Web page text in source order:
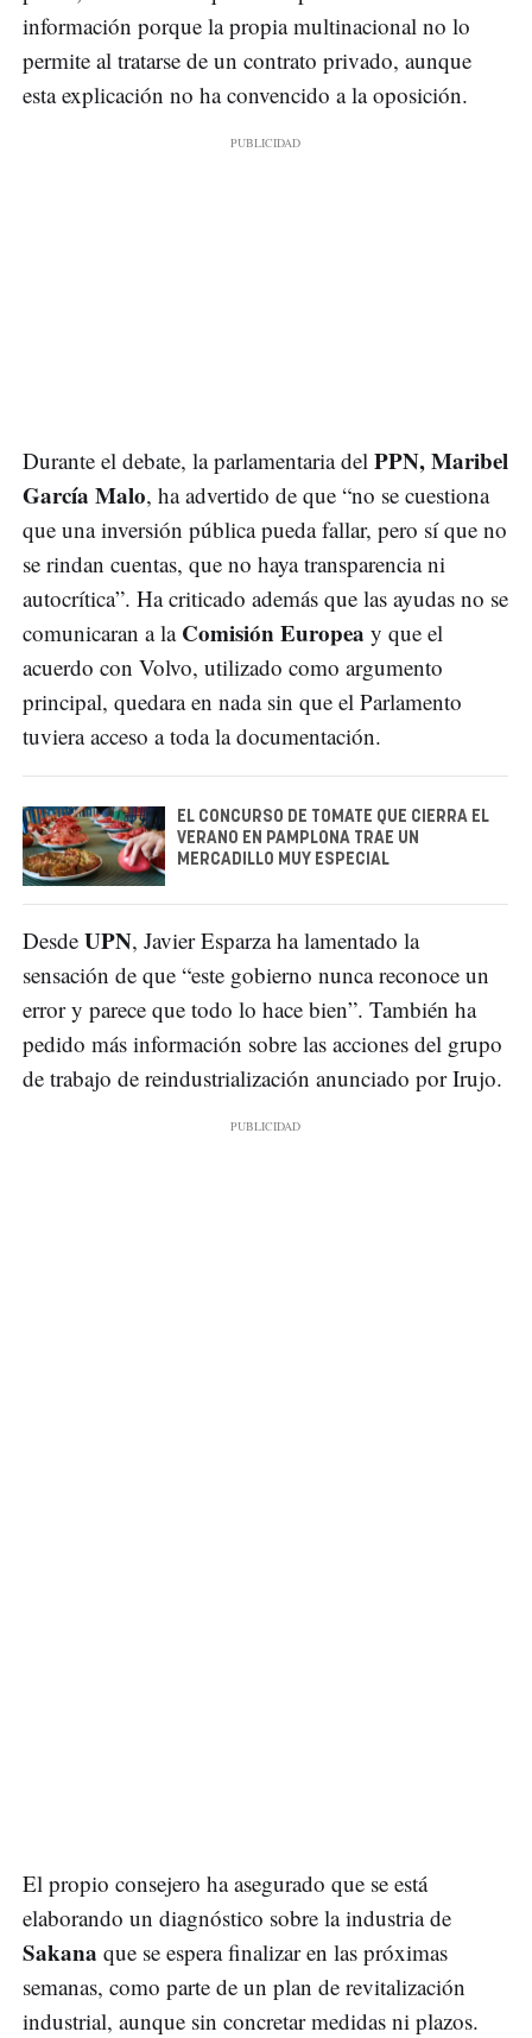
información porque la propia multinacional no lo
permite al tratarse de un contrato privado, aunque
esta explicación no ha convencido a la oposición.
Durante el debate, la parlamentaria del PPN, Maribel
García Malo, ha advertido de que “no se cuestiona
que una inversión pública pueda fallar, pero sí que no
se rindan cuentas, que no haya transparencia ni
autocrítica”. Ha criticado además que las ayudas no se
comunicaran a la Comisión Europea y que el
acuerdo con Volvo, utilizado como argumento
principal, quedara en nada sin que el Parlamento
tuviera acceso a toda la documentación.
EL CONCURSO DE TOMATE QUE CIERRA EL
VERANO EN PAMPLONA TRAE UN
MERCADILLO MUY ESPECIAL
Desde UPN, Javier Esparza ha lamentado la
sensación de que “este gobierno nunca reconoce un
error y parece que todo lo hace bien”. También ha
pedido más información sobre las acciones del grupo
de trabajo de reindustrialización anunciado por Irujo.
El propio consejero ha asegurado que se está
elaborando un diagnóstico sobre la industria de
Sakana que se espera finalizar en las próximas
semanas, como parte de un plan de revitalización
industrial, aunque sin concretar medidas ni plazos.